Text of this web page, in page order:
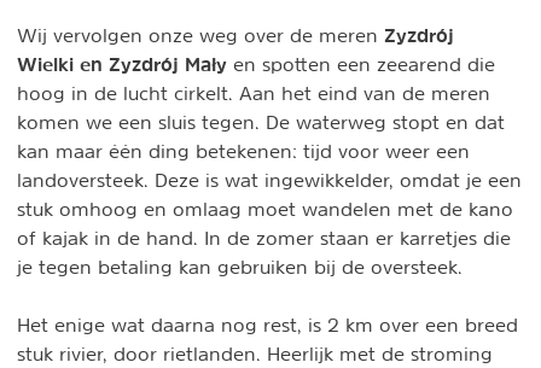
Wij vervolgen onze weg over de meren Zyzdrój
Wielki en Zyzdrój Mały en spotten een zeearend die
hoog in de lucht cirkelt. Aan het eind van de meren
komen we een sluis tegen. De waterweg stopt en dat
kan maar één ding betekenen: tijd voor weer een
landoversteek. Deze is wat ingewikkelder, omdat je een
stuk omhoog en omlaag moet wandelen met de kano
of kajak in de hand. In de zomer staan er karretjes die
je tegen betaling kan gebruiken bij de oversteek.
Het enige wat daarna nog rest, is 2 km over een breed
stuk rivier, door rietlanden. Heerlijk met de stroming